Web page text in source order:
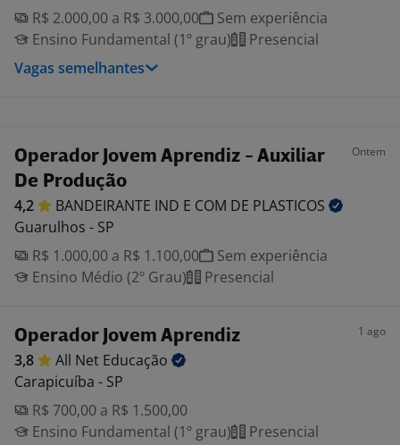
R$ 2.000,00 a R$ 3.000,00
Sem experiência
Ensino Fundamental (1º grau)
Presencial
Vagas semelhantes
Operador Jovem Aprendiz - Auxiliar
De Produção
Ontem
4,2 BANDEIRANTE IND E COM DE PLASTICOS
Guarulhos - SP
R$ 1.000,00 a R$ 1.100,00
Sem experiência
Ensino Médio (2º Grau)
Presencial
Operador Jovem Aprendiz 1 ago
3,8 All Net Educação
Carapicuíba - SP
R$ 700,00 a R$ 1.500,00
Ensino Fundamental (1º grau)
Presencial